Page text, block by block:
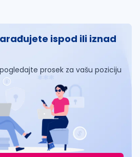
ispod ili iznad
prosek za vašu poziciju